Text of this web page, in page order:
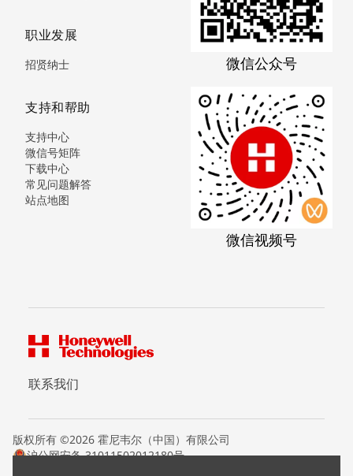
职业发展
招贤纳士
支持和帮助
支持中心
微信号矩阵
下载中心
常见问题解答
站点地图
微信公众号
微信视频号
联系我们
版权所有 ©2026 霍尼韦尔（中国）有限公司
沪公网安备 31011502012180号